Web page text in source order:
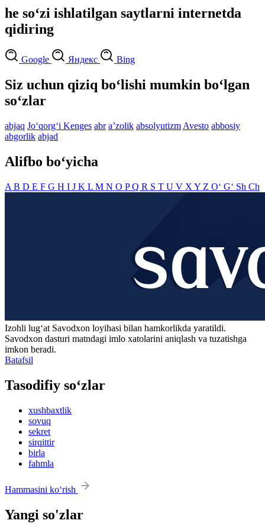
he so‘zi ishlatilgan saytlarni internetda
qidiring
Google Яндекс Bing
Siz uchun qiziq bo‘lishi mumkin bo‘lgan
so‘zlar
abjaq Jo‘qorg‘i Kenges abr aʼzolik absolyutizm Avesto abbosiy
abgorlik abjad
Alifbo bo‘yicha
A B D E F G H I J K L M N O PQ R S T U V X Y Z O‘ G‘ Sh Ch
Izohli lugʻat Savodxon loyihasi bilan hamkorlikda yaratildi.
Savodxon dasturi matndagi imlo xatolarini aniqlash va tuzatishga
imkon beradi.
Batafsil
Tasodifiy so‘zlar
xushbaxtlik
sovuq
sekret
sirqittir
birla
fahmla
Hammasini ko‘rish
Yangi so'zlar